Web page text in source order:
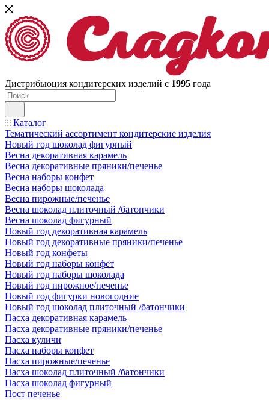
Дистрибьюция кондитерских изделий с 1995 года
Каталог
Тематический ассортимент кондитерские изделия
Новый год шоколад фигурный
Весна декоративная карамель
Весна декоративные пряники/печенье
Весна наборы конфет
Весна наборы шоколада
Весна пирожные/печенье
Весна шоколад плиточный /батончики
Весна шоколад фигурный
Новый год декоративная карамель
Новый год декоративные пряники/печенье
Новый год конфеты
Новый год наборы конфет
Новый год наборы шоколада
Новый год пирожное/печенье
Новый год фигурки новогодние
Новый год шоколад плиточный /батончики
Пасха декоративная карамель
Пасха декоративные пряники/печенье
Пасха куличи
Пасха наборы конфет
Пасха пирожные/печенье
Пасха шоколад плиточный /батончики
Пасха шоколад фигурный
Пост печенье